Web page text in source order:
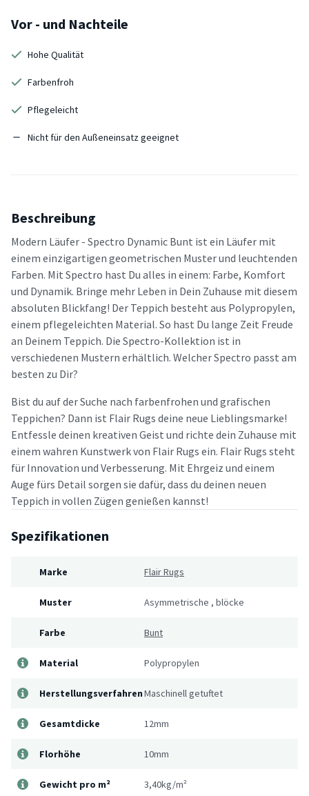
Vor - und Nachteile
Hohe Qualität
Farbenfroh
Pflegeleicht
Nicht für den Außeneinsatz geeignet
Beschreibung
Modern Läufer - Spectro Dynamic Bunt ist ein Läufer mit
einem einzigartigen geometrischen Muster und leuchtenden
Farben. Mit Spectro hast Du alles in einem: Farbe, Komfort
und Dynamik. Bringe mehr Leben in Dein Zuhause mit diesem
absoluten Blickfang! Der Teppich besteht aus Polypropylen,
einem pflegeleichten Material. So hast Du lange Zeit Freude
an Deinem Teppich. Die Spectro-Kollektion ist in
verschiedenen Mustern erhältlich. Welcher Spectro passt am
besten zu Dir?
Bist du auf der Suche nach farbenfrohen und grafischen
Teppichen? Dann ist Flair Rugs deine neue Lieblingsmarke!
Entfessle deinen kreativen Geist und richte dein Zuhause mit
einem wahren Kunstwerk von Flair Rugs ein. Flair Rugs steht
für Innovation und Verbesserung. Mit Ehrgeiz und einem
Auge fürs Detail sorgen sie dafür, dass du deinen neuen
Teppich in vollen Zügen genießen kannst!
Spezifikationen
Marke Flair Rugs
Muster Asymmetrische , blöcke
Farbe Bunt
Material Polypropylen
HerstellungsverfahrenMaschinell getuftet
Gesamtdicke 12mm
Florhöhe 10mm
Gewicht pro m² 3,40kg/m²